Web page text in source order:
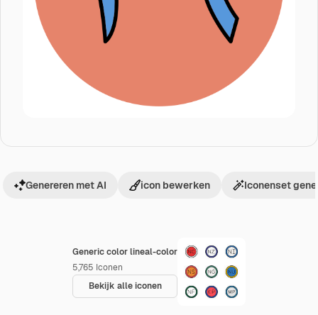
Generic color lineal-color
5,765 Iconen
Bekijk alle iconen
Genereren met AI icon bewerken Iconenset